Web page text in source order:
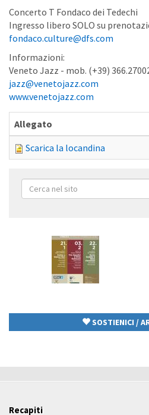
Concerto T Fondaco dei Tedechi
Ingresso libero SOLO su
fondaco.culture@dfs.com
Informazioni:
Veneto Jazz - mob. (+39)
jazz@venetojazz.com
www.venetojazz.com
Allegato
Scarica la locandina
Form
di
SOSTIENICI /
Recapiti